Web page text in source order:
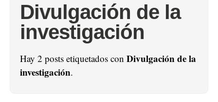
Divulgación de la
investigación
Hay 2 posts etiquetados con Divulgación de la
investigación.